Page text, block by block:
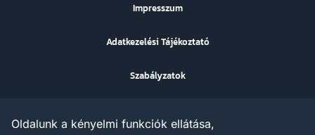
Az ezen a weboldalon megjelenő szövegek, grafikák, képek,
Impresszum
Adatkezelési Tájékoztató
Szabályzatok
Oldalunk a kényelmi funkciók ellátása,